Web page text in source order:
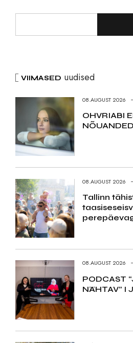
VIIMASED uudised
08.AUGUST 2026
OHVRIABI
08.AUGUST 2026
Tallinn
08.AUGUST 2026
PODCAST
NÄHTAV” I